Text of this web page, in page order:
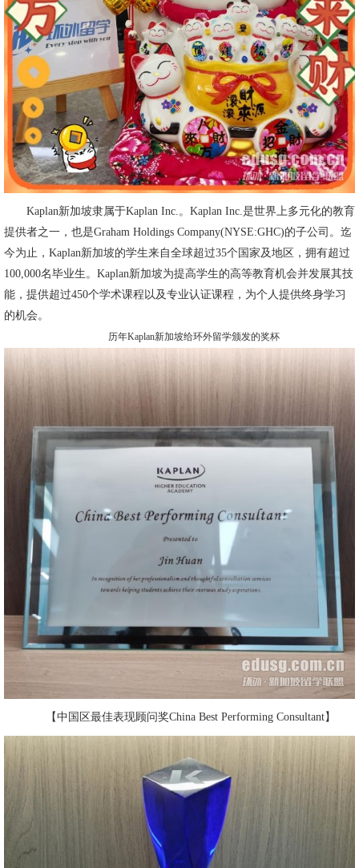
Kaplan新加坡隶属于Kaplan Inc.。Kaplan Inc.是世界上多元化的教育
提供者之一，也是Graham Holdings Company(NYSE:GHC)的子公司。迄
今为止，Kaplan新加坡的学生来自全球超过35个国家及地区，拥有超过
100,000名毕业生。Kaplan新加坡为提高学生的高等教育机会并发展其技
能，提供超过450个学术课程以及专业认证课程，为个人提供终身学习
的机会。
历年Kaplan新加坡给环外留学颁发的奖杯
【中国区最佳表现顾问奖China Best Performing Consultant】